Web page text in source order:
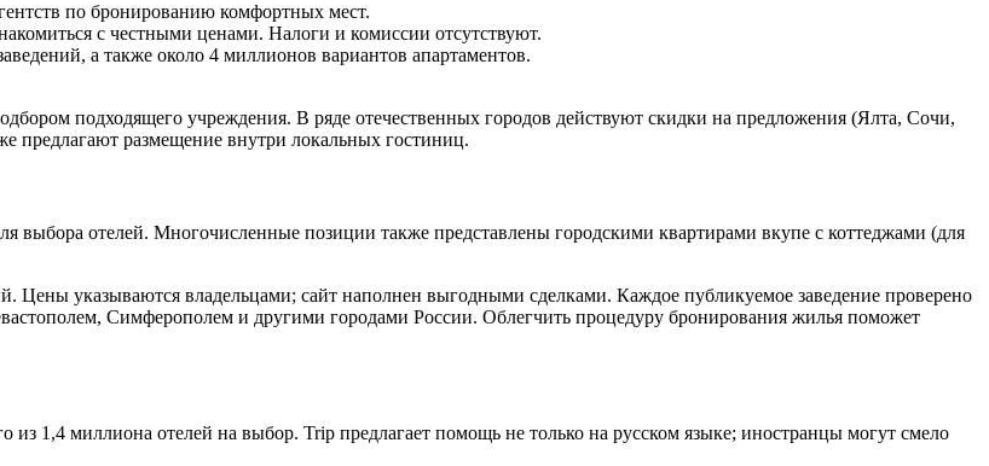
по бронированию комфортных мест.
с честными ценами. Налоги и комиссии отсутствуют.
а также около 4 миллионов вариантов апартаментов.
подходящего учреждения. В ряде отечественных городов действуют скидки на предложения (Ялта, Сочи,
предлагают размещение внутри локальных гостиниц.
выбора отелей. Многочисленные позиции также представлены городскими квартирами вкупе с коттеджами (для
Цены указываются владельцами; сайт наполнен выгодными сделками. Каждое публикуемое заведение проверено
Симферополем и другими городами России. Облегчить процедуру бронирования жилья поможет
1,4 миллиона отелей на выбор. Trip предлагает помощь не только на русском языке; иностранцы могут смело